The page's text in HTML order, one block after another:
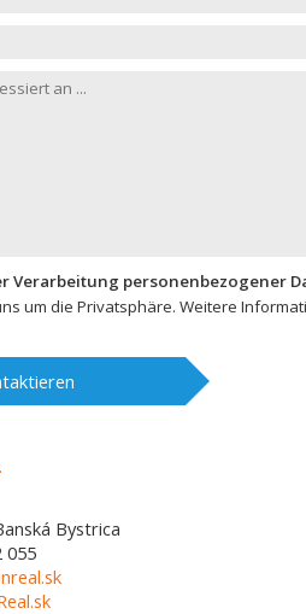
Verarbeitung personenbezogener
um die Privatsphäre. Weitere
Bystrica
055